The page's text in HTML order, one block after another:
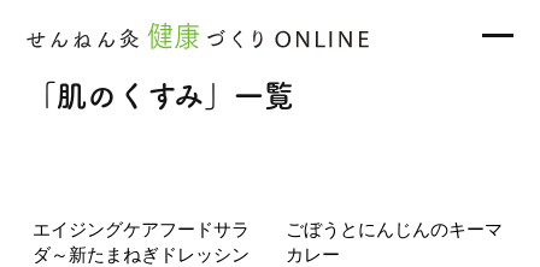
「肌のくすみ」一覧
エイジングケアフードサラ
ダ～新たまねぎドレッシン
ごぼうとにんじんのキーマ
カレー